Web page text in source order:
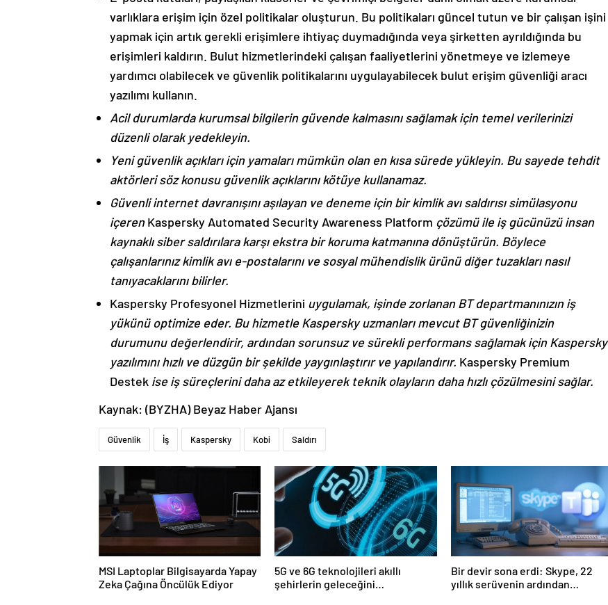
varlıklara erişim için özel politikalar oluşturun. Bu politikaları güncel tutun ve bir çalışan işini
yapmak için artık gerekli erişimlere ihtiyaç duymadığında veya şirketten ayrıldığında bu
erişimleri kaldırın. Bulut hizmetlerindeki çalışan faaliyetlerini yönetmeye ve izlemeye
yardımcı olabilecek ve güvenlik politikalarını uygulayabilecek bulut erişim güvenliği aracı
yazılımı kullanın.
Acil durumlarda kurumsal bilgilerin güvende kalmasını sağlamak için temel verilerinizi
düzenli olarak yedekleyin.
Yeni güvenlik açıkları için yamaları mümkün olan en kısa sürede yükleyin. Bu sayede tehdit
aktörleri söz konusu güvenlik açıklarını kötüye kullanamaz.
Güvenli internet davranışını aşılayan ve deneme için bir kimlik avı saldırısı simülasyonu
içerenKaspersky Automated Security Awareness Platform çözümü ile iş gücünüzü insan
kaynaklı siber saldırılara karşı ekstra bir koruma katmanına dönüştürün. Böylece
çalışanlarınız kimlik avı e-postalarını ve sosyal mühendislik ürünü diğer tuzakları nasıl
tanıyacaklarını bilirler.
Kaspersky Profesyonel Hizmetlerini uygulamak, işinde zorlanan BT departmanınızın iş
yükünü optimize eder. Bu hizmetle Kaspersky uzmanları mevcut BT güvenliğinizin
durumunu değerlendirir, ardından sorunsuz ve sürekli performans sağlamak için Kaspersky
yazılımını hızlı ve düzgün bir şekilde yaygınlaştırır ve yapılandırır. Kaspersky Premium
Destek ise iş süreçlerini daha az etkileyerek teknik olayların daha hızlı çözülmesini sağlar.
Kaynak: (BYZHA) Beyaz Haber Ajansı
Güvenlik İş Kaspersky Kobi Saldırı
MSI Laptoplar Bilgisayarda Yapay
Zeka Çağına Öncülük Ediyor
5G ve 6G teknolojileri akıllı
şehirlerin geleceğini
Bir devir sona erdi: Skype, 22
yıllık serüvenin ardından